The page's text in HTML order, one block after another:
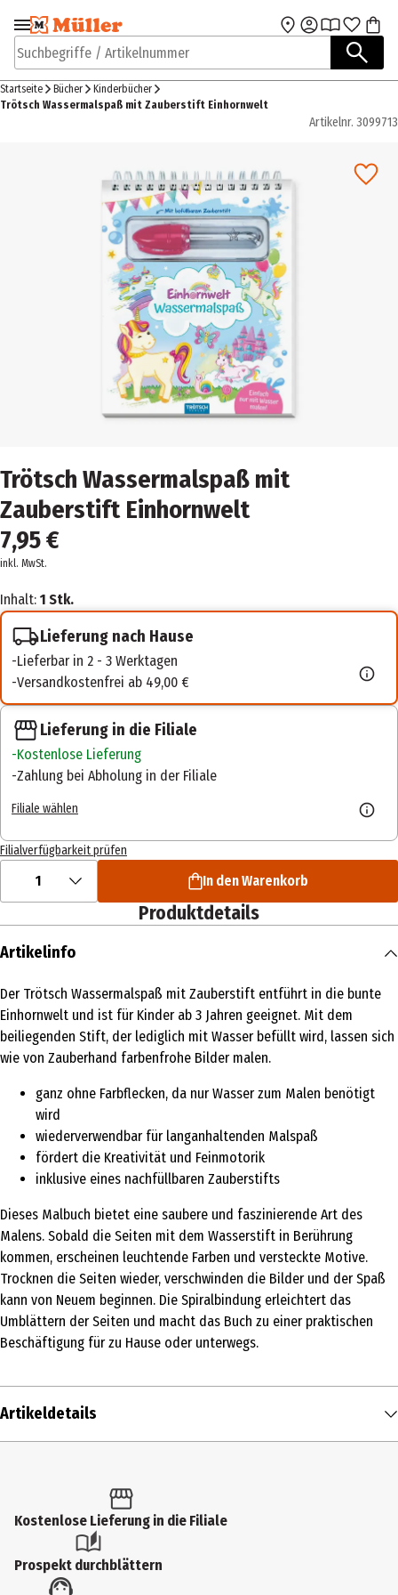
Zur Navigation
springen
Zum Hauptinhalt
Suchbegriffe / Artikelnummer
Startseite Bücher
Kinderbücher
Trötsch Wassermalspaß mit Zauberstift Einhornwelt
Artikelnr. 3099713
Trötsch Wassermalspaß mit
Zauberstift Einhornwelt
7,95 €
inkl. MwSt.
Inhalt: 1 Stk.
Lieferung nach Hause
Lieferbar in 2 - 3 Werktagen
Versandkostenfrei ab 49,00 €
Lieferung in die Filiale
Kostenlose Lieferung
Zahlung bei Abholung in der Filiale
Filiale wählen
Filialverfügbarkeit prüfen
1 In den Warenkorb
Produktdetails
Artikelinfo
Der Trötsch Wassermalspaß mit Zauberstift entführt in die bunte
Einhornwelt und ist für Kinder ab 3 Jahren geeignet. Mit dem
beiliegenden Stift, der lediglich mit Wasser befüllt wird, lassen sich
wie von Zauberhand farbenfrohe Bilder malen.
ganz ohne Farbflecken, da nur Wasser zum Malen benötigt
wird
wiederverwendbar für langanhaltenden Malspaß
fördert die Kreativität und Feinmotorik
inklusive eines nachfüllbaren Zauberstifts
Dieses Malbuch bietet eine saubere und faszinierende Art des
Malens. Sobald die Seiten mit dem Wasserstift in Berührung
kommen, erscheinen leuchtende Farben und versteckte Motive.
Trocknen die Seiten wieder, verschwinden die Bilder und der Spaß
kann von Neuem beginnen. Die Spiralbindung erleichtert das
Umblättern der Seiten und macht das Buch zu einer praktischen
Beschäftigung für zu Hause oder unterwegs.
Artikeldetails
Produkttyp
Kinder- & Jugendbücher
Altersempfehlung ab
Kostenlose Lieferung in die Filiale
Prospekt durchblättern